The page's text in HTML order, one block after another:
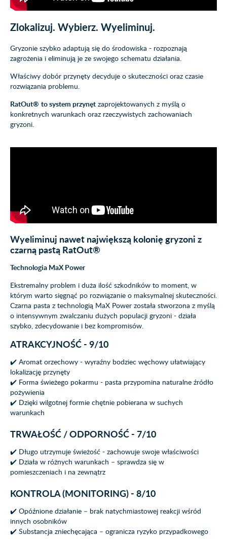
Zlokalizuj. Wybierz. Wyeliminuj.
Gryzonie szybko adaptują się do środowiska - rozpoznają
zagrożenia i eliminują je ze swojego schematu działania.
Właściwy dobór przynęty decyduje o skuteczności oraz czasie
rozwiązania problemu.
RatOut® to system przynęt zaprojektowanych z myślą o
konkretnych warunkach oraz rzeczywistych zachowaniach
gryzoni.
Wyeliminuj nawet największą kolonię gryzoni z
czarną pastą RatOut®
Technologia MaX Power
Ekstremalny problem i duża ilość szkodników to moment, w
którym warto sięgnąć po rozwiązanie o maksymalnej skuteczności.
Czarna pasta z technologią MaX Power została stworzona z myślą
o intensywnym zwalczaniu dużych populacji gryzoni - działa
szybko, zdecydowanie i bez kompromisów.
ATRAKCYJNOŚĆ - 9/10
✔️ Aromat orzechowy - wyraźny bodziec węchowy ułatwiający
lokalizację przynęty
✔️ Forma świeżego pokarmu - pasta przypomina naturalne źródło
pożywienia
✔️ Dzięki wilgotnej formie chętnie pobierana w suchych
warunkach
TRWAŁOŚĆ / ODPORNOŚĆ - 7/10
✔️ Długo utrzymuje świeżość - zachowuje swoje właściwości
✔️ Działa w różnych warunkach – sprawdza się w
pomieszczeniach i na zewnątrz
KONTROLA (MONITORING) - 8/10
✔️ Opóźnione działanie – brak natychmiastowej reakcji wśród
innych osobników
✔️ Substancja zniechęcająca – ogranicza ryzyko przypadkowego